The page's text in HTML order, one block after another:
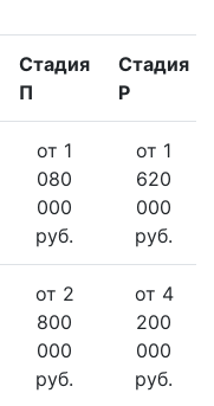
Стадия
П
Стадия
Р
от 1
080
000
руб.
от 1
620
000
руб.
от 2
800
000
руб.
от 4
200
000
руб.